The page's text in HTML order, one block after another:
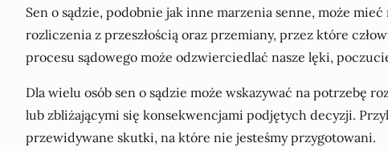
Sen o sądzie, podobnie jak inne marzenia senne, może
rozliczenia z przeszłością oraz przemiany, przez które
procesu sądowego może odzwierciedlać nasze lęki,
Dla wielu osób sen o sądzie może wskazywać na potrzebę
lub zbliżającymi się konsekwencjami podjętych decyzji.
przewidywane skutki, na które nie jesteśmy przygotowani.